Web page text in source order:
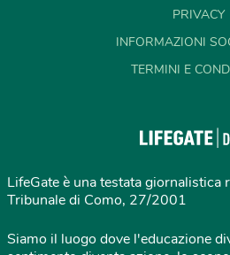
PRIVACY
INFORMAZIONI
TERMINI E
LifeGate è una testata giornalistica
Tribunale di Como, 27/2001
Siamo il luogo dove l'educazione